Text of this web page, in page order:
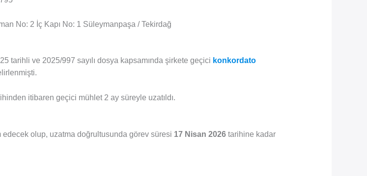
No: 2 İç Kapı No: 1 Süleymanpaşa / Tekirdağ
tarihli ve 2025/997 sayılı dosya kapsamında şirkete geçici konkordato
itibaren geçici mühlet 2 ay süreyle uzatıldı.
olup, uzatma doğrultusunda görev süresi 17 Nisan 2026tarihine kadar